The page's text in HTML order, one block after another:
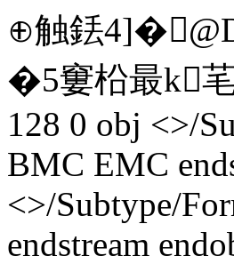
⊕触銩4
�5窶柗最k
128 0 obj <>/
BMC EMC
<>/Subtype/
endstream